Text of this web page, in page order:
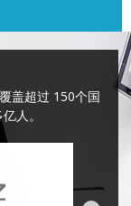
盖超过 150个国
人。